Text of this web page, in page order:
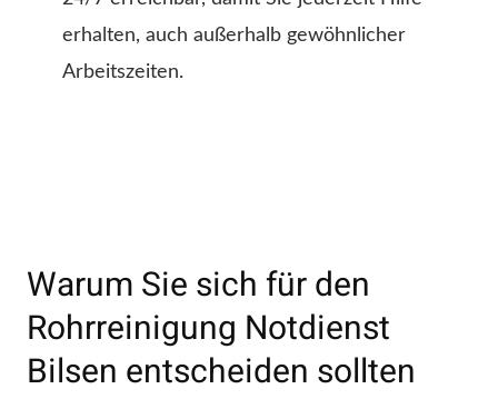
erhalten, auch außerhalb gewöhnlicher
Arbeitszeiten.
Warum Sie sich für den
Rohrreinigung Notdienst
Bilsen entscheiden sollten